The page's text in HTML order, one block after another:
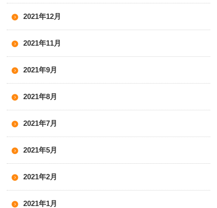
2021年12月
2021年11月
2021年9月
2021年8月
2021年7月
2021年5月
2021年2月
2021年1月